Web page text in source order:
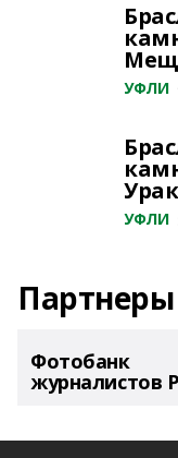
УФЛИ
УФЛИ
Партнеры
Фотобанк
журналистов